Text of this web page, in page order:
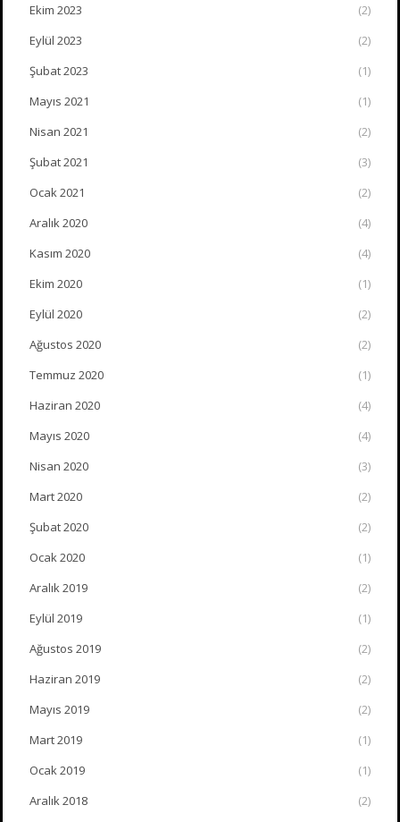
Ekim 2023
(2)
Eylül 2023
(2)
Şubat 2023
(1)
Mayıs 2021
(1)
Nisan 2021
(2)
Şubat 2021
(3)
Ocak 2021
(2)
Aralık 2020
(4)
Kasım 2020
(4)
Ekim 2020
(1)
Eylül 2020
(2)
Ağustos 2020
(2)
Temmuz 2020
(1)
Haziran 2020
(4)
Mayıs 2020
(4)
Nisan 2020
(3)
Mart 2020
(2)
Şubat 2020
(2)
Ocak 2020
(1)
Aralık 2019
(2)
Eylül 2019
(1)
Ağustos 2019
(2)
Haziran 2019
(2)
Mayıs 2019
(2)
Mart 2019
(1)
Ocak 2019
(1)
Aralık 2018
(2)